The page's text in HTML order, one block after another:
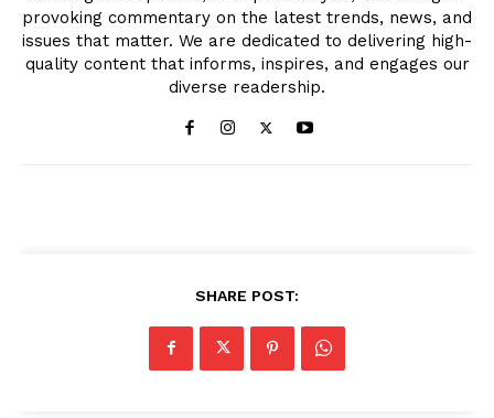
provoking commentary on the latest trends, news, and
issues that matter. We are dedicated to delivering high-
quality content that informs, inspires, and engages our
diverse readership.
SHARE POST: